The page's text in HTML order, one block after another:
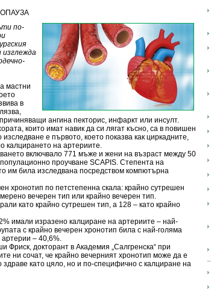
по-
мастни
в
ангина пекторис, инфаркт или инсулт.
които имат навик да си лягат късно, са в повишен
е първото, което показва как циркадните,
калцирането на артериите.
включвало 771 мъже и жени на възраст между 50
проучване SCAPIS. Степента на
им била изследвана посредством компютърна
хронотип по петстепенна скала: крайно сутрешен
вечерен тип или крайно вечерен тип.
като крайно сутрешен тип, а 128 – като крайно
имали изразено калциране на артериите – най-
с крайно вечерен хронотип била с най-голяма
артерии – 40,6%.
докторант в Академия „Салгренска“ при
ни сочат, че крайно вечерният хронотип може да е
като цяло, но и по-специфично с калциране на